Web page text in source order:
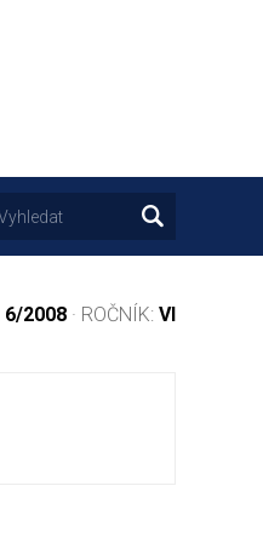
6/2008 · ROČNÍK: VI